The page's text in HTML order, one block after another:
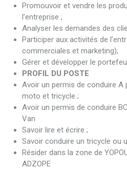
Promouvoir et vendre les
l’entreprise ;
Analyser les demandes des
Participer aux activités de
commerciales et marketing);
Gérer et développer le
PROFIL DU POSTE
Avoir un permis de conduire
moto et tricycle ;
Avoir un permis de conduire
Van
Savoir lire et écrire ;
Savoir conduire un tricycle ou
Résider dans la zone de
ADZOPE